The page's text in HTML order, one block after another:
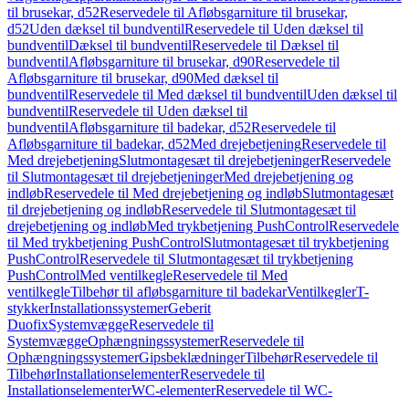
til brusekar, d52Reservedele til Afløbsgarniture til brusekar,
d52Uden dæksel til bundventilReservedele til Uden dæksel til
bundventilDæksel til bundventilReservedele til Dæksel til
bundventilAfløbsgarniture til brusekar, d90Reservedele til
Afløbsgarniture til brusekar, d90Med dæksel til
bundventilReservedele til Med dæksel til bundventilUden dæksel til
bundventilReservedele til Uden dæksel til
bundventilAfløbsgarniture til badekar, d52Reservedele til
Afløbsgarniture til badekar, d52Med drejebetjeningReservedele til
Med drejebetjeningSlutmontagesæt til drejebetjeningerReservedele
til Slutmontagesæt til drejebetjeningerMed drejebetjening og
indløbReservedele til Med drejebetjening og indløbSlutmontagesæt
til drejebetjening og indløbReservedele til Slutmontagesæt til
drejebetjening og indløbMed trykbetjening PushControlReservedele
til Med trykbetjening PushControlSlutmontagesæt til trykbetjening
PushControlReservedele til Slutmontagesæt til trykbetjening
PushControlMed ventilkegleReservedele til Med
ventilkegleTilbehør til afløbsgarniture til badekarVentilkeglerT-
stykkerInstallationssystemerGeberit
DuofixSystemvæggeReservedele til
SystemvæggeOphængningssystemerReservedele til
OphængningssystemerGipsbeklædningerTilbehørReservedele til
TilbehørInstallationselementerReservedele til
InstallationselementerWC-elementerReservedele til WC-